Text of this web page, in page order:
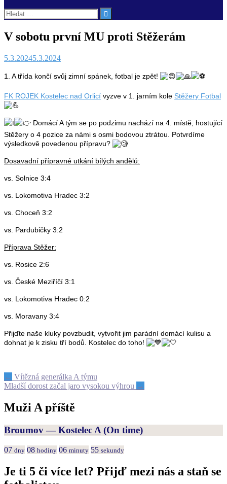
Vyhledávání
V sobotu první MU proti Stěžerám
5.3.20245.3.2024
1. A třída končí svůj zimní spánek, fotbal je zpět!
FK ROJEK Kostelec nad Orlicí vyzve v 1. jarním kole Stěžery Fotbal
Domácí A tým se po podzimu nachází na 4. místě, hostující
Stěžery o 4 pozice za námi s osmi bodovou ztrátou. Potvrdíme
výsledkově povedenou přípravu?
Dosavadní přípravné utkání bílých andělů:
vs. Solnice 3:4
vs. Lokomotiva Hradec 3:2
vs. Choceň 3:2
vs. Pardubičky 3:2
Příprava Stěžer:
vs. Rosice 2:6
vs. České Meziříčí 3:1
vs. Lokomotiva Hradec 0:2
vs. Moravany 3:4
Přijďte naše kluky povzbudit, vytvořit jim parádní domácí kulisu a
dohnat je k zisku tří bodů. Kostelec do toho!
Post
navigation
← Vítězná generálka A týmu
Mladší dorost začal jaro vysokou výhrou →
Muži A příště
Broumov — Kostelec A (On time)
07 dny 08 hodiny 06 minuty 54 sekundy
Je ti 5 či více let? Přijď mezi nás a staň se